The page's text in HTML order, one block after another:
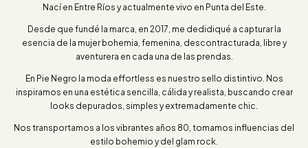
Nací en Entre Ríos y actualmente vivo en Punta del Este.
Desde que fundé la marca, en 2017, me dedidiqué a capturar la
esencia de la mujer bohemia, femenina, descontracturada, libre y
aventurera en cada una de las prendas.
En Pie Negro la moda effortless es nuestro sello distintivo. Nos
inspiramos en una estética sencilla, cálida y realista, buscando crear
looks depurados, simples y extremadamente chic.
Nos transportamos a los vibrantes años 80, tomamos influencias del
estilo bohemio y del glam rock.